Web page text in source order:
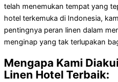
telah menemukan tempat yang
hotel terkemuka di Indonesia,
pentingnya peran linen dalam
menginap yang tak terlupakan
Mengapa Kami
Linen Hotel Terbaik: